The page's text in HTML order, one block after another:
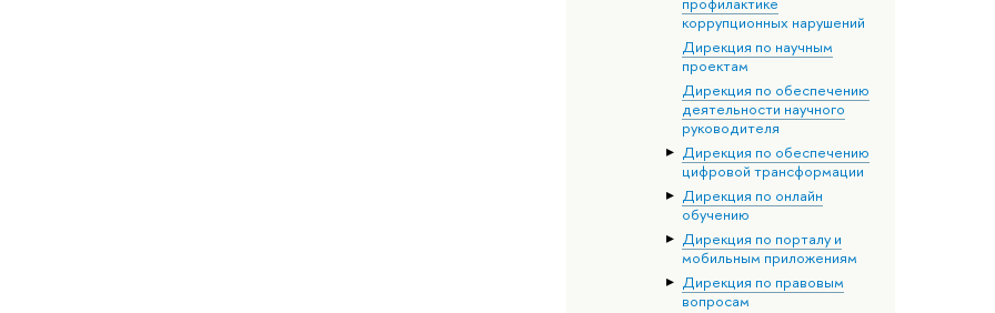
коррупционных нарушений
Дирекция по научным
проектам
Дирекция по обеспечению
деятельности научного
руководителя
Дирекция по обеспечению
цифровой трансформации
Дирекция по онлайн
обучению
Дирекция по порталу и
мобильным приложениям
Дирекция по правовым
вопросам